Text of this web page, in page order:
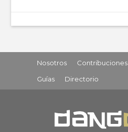
Nosotros Contribuciones
Guías
Directorio